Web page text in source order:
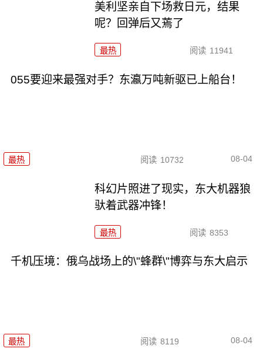
美利坚亲自下场救日元，结果
呢？回弹后又蔫了
最热 阅读 11941
055要迎来最强对手？东瀛万吨新驱已上船台！
最热 阅读 10732 08-04
科幻片照进了现实，东大机器狼
驮着武器冲锋！
最热 阅读 8353
千机压境：俄乌战场上的\"蜂群\"博弈与东大启示
最热 阅读 8119 08-04